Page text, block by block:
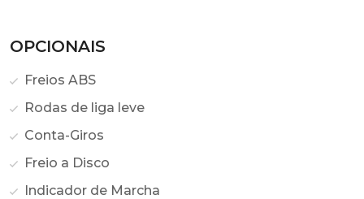
OPCIONAIS
Freios ABS
Rodas de liga leve
Conta-Giros
Freio a Disco
Indicador de Marcha